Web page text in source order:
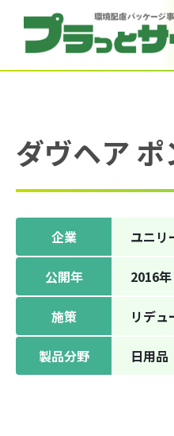
ダヴヘア
企業 ユニリ
公開年 2016年
施策 リデュ
製品分野 日用品